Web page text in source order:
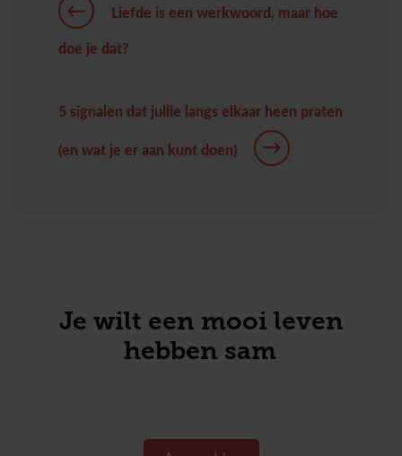
Liefde is een werkwoord, maar hoe
doe je dat?
5 signalen dat jullie langs elkaar heen praten
(en wat je er aan kunt doen)
Je wilt een mooi leven
hebben same